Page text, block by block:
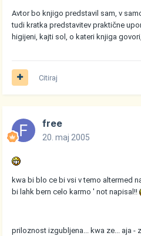
Avtor bo knjigo predstavil sam, v
tudi kratka predstavitev praktične
higijeni, kajti sol, o kateri knjiga
Citiraj
free
20. maj 2005
kwa bi blo ce bi vsi v temo altermed
bi lahk bern celo karmo ' not napisal!!
priloznost izgubljena... kwa ze... aja -